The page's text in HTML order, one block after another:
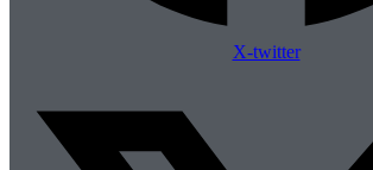
X-twitter